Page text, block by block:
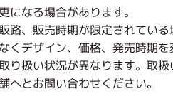
なる場合があります。
路、販売時期が限定されてい
くデザイン、価格、発売時期
り扱い状況が異なります。取
へとお問い合わせください。